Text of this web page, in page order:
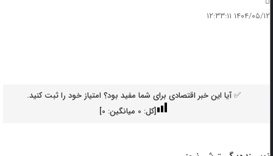
۱۴۰۴/۰۵/۱۲ ۱۲:۳۳:۱۱
✅ آیا این خبر اقتصادی برای شما مفید بود؟ امتیاز خود را ثبت کنید.
[کل: 0میانگین: 0
]